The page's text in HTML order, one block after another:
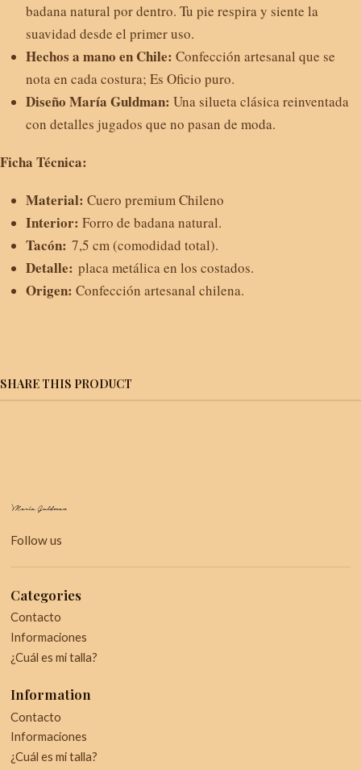
badana natural por dentro. Tu pie respira y siente la
suavidad desde el primer uso.
Hechos a mano en Chile: Confección artesanal que se
nota en cada costura; Es Oficio puro.
Diseño María Guldman: Una silueta clásica reinventada
con detalles jugados que no pasan de moda.
Ficha Técnica:
Material: Cuero premium Chileno
Interior: Forro de badana natural.
Tacón: 7,5 cm (comodidad total).
Detalle: placa metálica en los costados.
Origen: Confección artesanal chilena.
SHARE THIS PRODUCT
Follow us
Categories
Contacto
Informaciones
¿Cuál es mi talla?
Information
Contacto
Informaciones
¿Cuál es mi talla?